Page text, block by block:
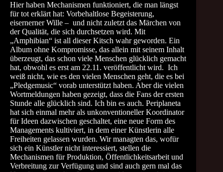
Hier haben Mechanismen funktioniert, die man längst
für tot erklärt hat: Vorbehaltlose Begeisterung,
eisernerner Wille – und nicht zuletzt das Märchen von
der Qualität, die sich durchsetzen wird. Mit
„Amphibian“ ist all dieser Kitsch wahr geworden. Ein
Album ohne Kompromisse, das allein mit seinem Inhalt
überzeugt, das schon viele Menschen glücklich gemacht
hat, obwohl es erst am 22.11. veröffentlicht wird. Ich
weiß nicht, wie es den vielen Menschen geht, die es bei
„Pledgemusic“ vorab unterstützt haben. Aber die vielen
Wortmeldungen haben gezeigt, dass die Fans der ersten
Stunde alle glücklich sind. Ich bin es auch. Periplaneta
hat sich einmal mehr als unkonventioneller Koordinator
für Ideen dazwischen geschaltet, eine neue Form des
Managements kultiviert, in dem einer Künstlerin alle
Freiheiten gelassen wurden. Wir managten das, wofür
sich ein Künstler nicht interessiert, stellen die
Mechanismen für Produktion, Öffentlichkeitsarbeit und
Verbreitung zur Verfügung und sind auch gern mal das